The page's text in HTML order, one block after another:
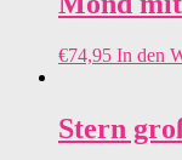
€74,95 In den
Stern